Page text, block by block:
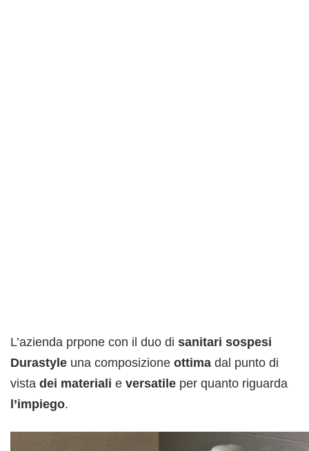
L’azienda prpone con il duo di sanitari sospesi
Durastyle una composizione ottima dal punto di
vista dei materiali e versatile per quanto riguarda
l’impiego.